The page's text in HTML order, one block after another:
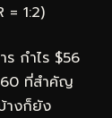
= 1:2)
กำไร $56
ที่สำคัญ
างก็ยัง